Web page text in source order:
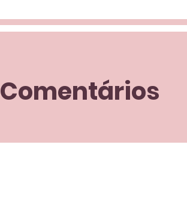
Comentários